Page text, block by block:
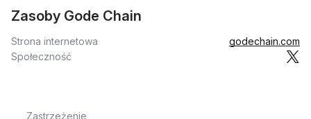
Zasoby Gode Chain
Strona internetowa
godechain.com
Społeczność
Zastrzeżenie